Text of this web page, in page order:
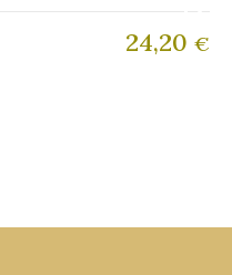
24,20 €